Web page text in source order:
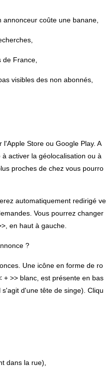
coûte une banane,
France,
visibles des non abonnés,
Store ou Google Play. A
activer la géolocalisation ou à
proches de chez vous pourro
automatiquement redirigé ve
Vous pourrez changer
en haut à gauche.
?
Une icône en forme de ro
+ >> blanc, est présente en bas
d'une tête de singe). Cliqu
dans la rue),